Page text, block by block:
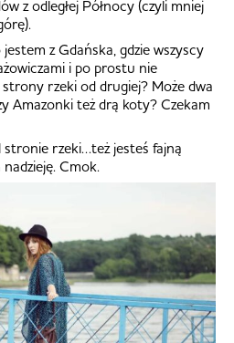
z odległej Północy (czyli mniej
z Gdańska, gdzie wszyscy
i po prostu nie
rzeki od drugiej? Może dwa
Amazonki też drą koty? Czekam
stronie rzeki…też jesteś fajną
Cmok.